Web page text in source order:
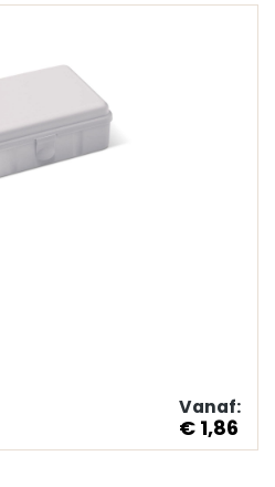
Vanaf:
€ 1,86